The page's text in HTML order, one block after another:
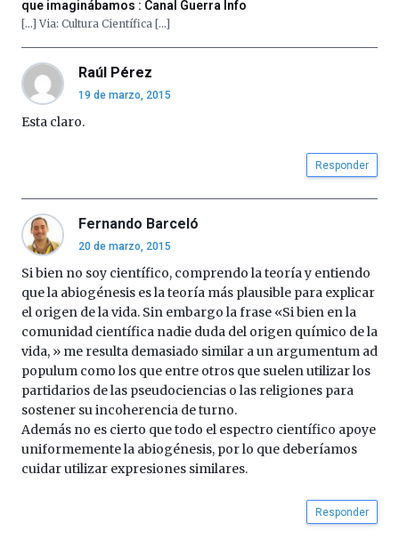
que imaginábamos : Canal Guerra Info
[…] Via: Cultura Científica […]
Raúl Pérez
19 de marzo, 2015
Esta claro.
Responder
Fernando Barceló
20 de marzo, 2015
Si bien no soy científico, comprendo la teoría y entiendo
que la abiogénesis es la teoría más plausible para explicar
el origen de la vida. Sin embargo la frase «Si bien en la
comunidad científica nadie duda del origen químico de la
vida, » me resulta demasiado similar a un argumentum ad
populum como los que entre otros que suelen utilizar los
partidarios de las pseudociencias o las religiones para
sostener su incoherencia de turno.
Además no es cierto que todo el espectro científico apoye
uniformemente la abiogénesis, por lo que deberíamos
cuidar utilizar expresiones similares.
Responder